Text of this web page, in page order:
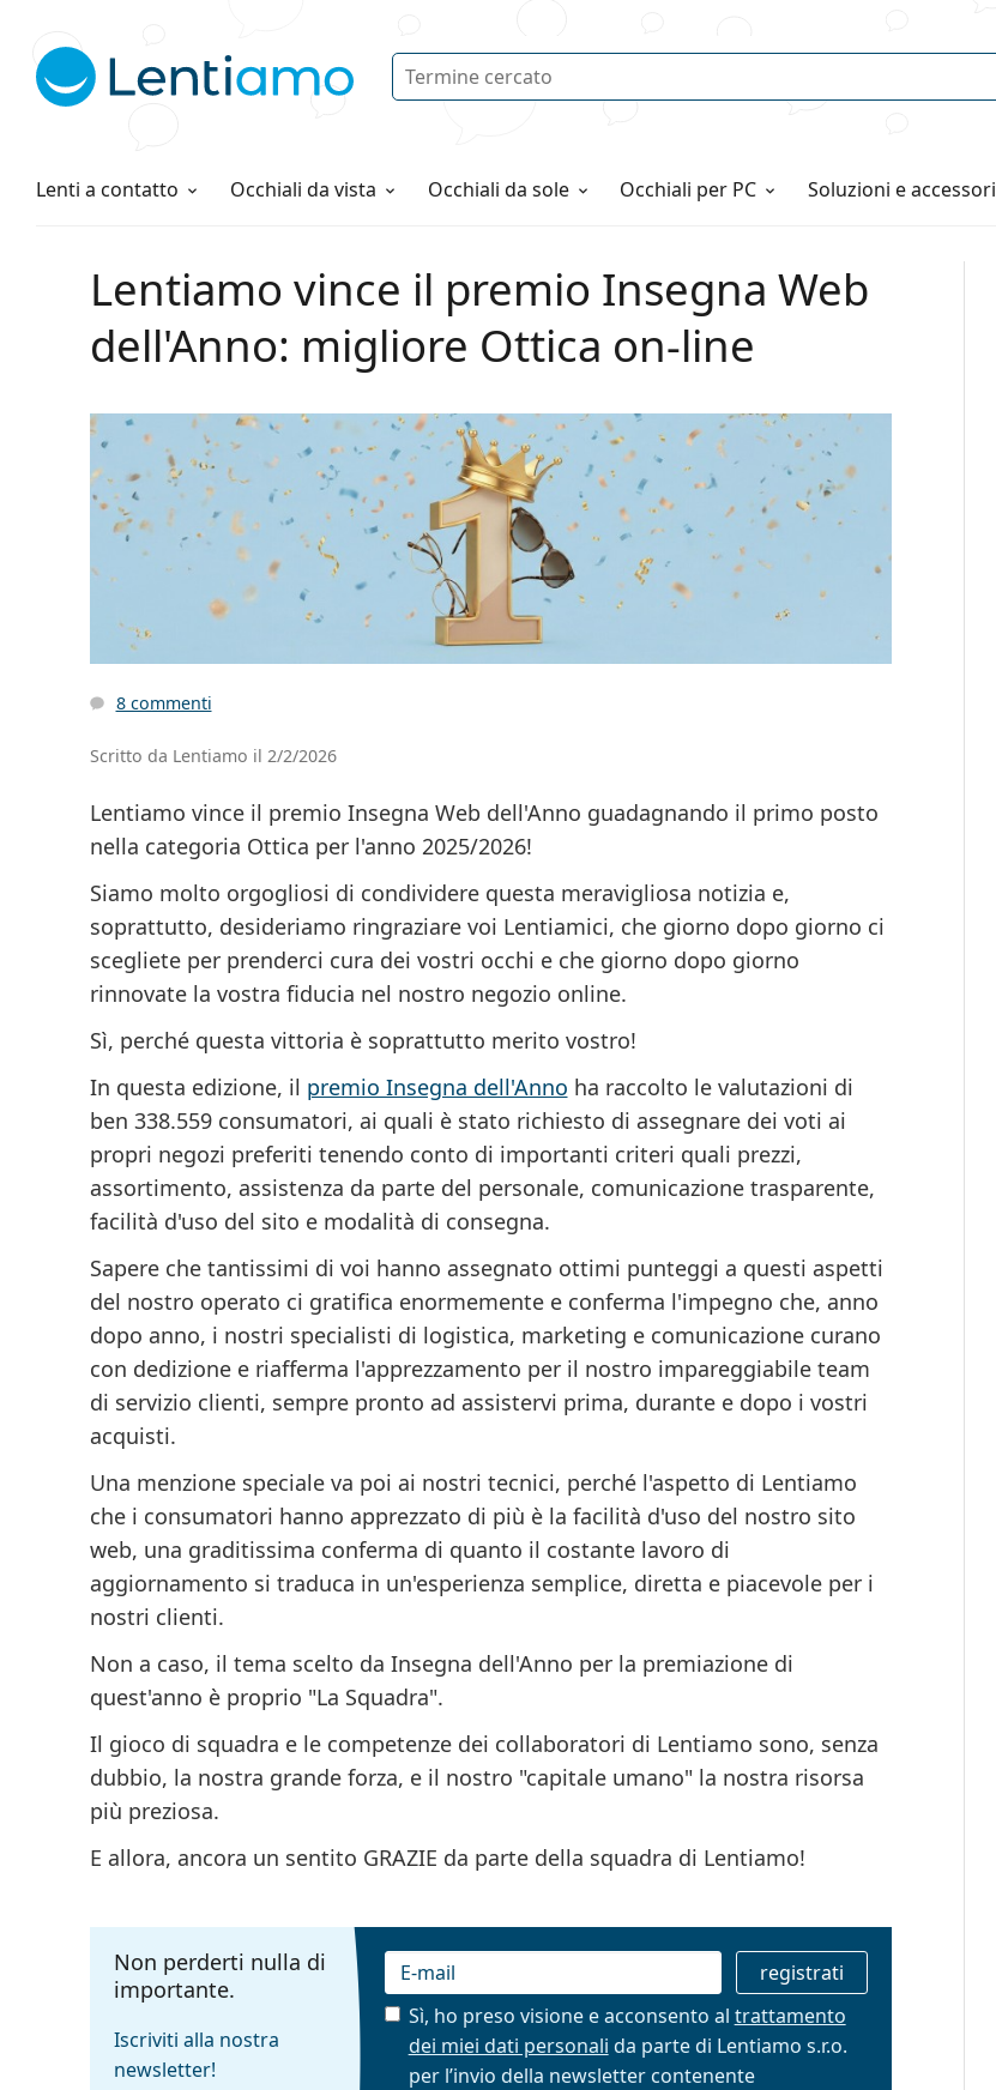
Ricerca
Lenti a contatto
Soluzioni Occhiali da vista Occhiali da sole Occhiali per PC Soluzioni e accessori
Tutto sugli acquisti
Lentiamo vince il premio Insegna Web
dell'Anno: migliore Ottica on-line
8 commenti
Scritto da Lentiamo il 2/2/2026
Lentiamo vince il premio Insegna Web dell'Anno guadagnando il primo posto
nella categoria Ottica per l'anno 2025/2026!
Siamo molto orgogliosi di condividere questa meravigliosa notizia e,
soprattutto, desideriamo ringraziare voi Lentiamici, che giorno dopo giorno ci
scegliete per prenderci cura dei vostri occhi e che giorno dopo giorno
rinnovate la vostra fiducia nel nostro negozio online.
Sì, perché questa vittoria è soprattutto merito vostro!
In questa edizione, il premio Insegna dell'Anno ha raccolto le valutazioni di
ben 338.559 consumatori, ai quali è stato richiesto di assegnare dei voti ai
propri negozi preferiti tenendo conto di importanti criteri quali prezzi,
assortimento, assistenza da parte del personale, comunicazione trasparente,
facilità d'uso del sito e modalità di consegna.
Sapere che tantissimi di voi hanno assegnato ottimi punteggi a questi aspetti
del nostro operato ci gratifica enormemente e conferma l'impegno che, anno
dopo anno, i nostri specialisti di logistica, marketing e comunicazione curano
con dedizione e riafferma l'apprezzamento per il nostro impareggiabile team
di servizio clienti, sempre pronto ad assistervi prima, durante e dopo i vostri
acquisti.
Una menzione speciale va poi ai nostri tecnici, perché l'aspetto di Lentiamo
che i consumatori hanno apprezzato di più è la facilità d'uso del nostro sito
web, una graditissima conferma di quanto il costante lavoro di
aggiornamento si traduca in un'esperienza semplice, diretta e piacevole per i
nostri clienti.
Non a caso, il tema scelto da Insegna dell'Anno per la premiazione di
quest'anno è proprio "La Squadra".
Il gioco di squadra e le competenze dei collaboratori di Lentiamo sono, senza
dubbio, la nostra grande forza, e il nostro "capitale umano" la nostra risorsa
più preziosa.
E allora, ancora un sentito GRAZIE da parte della squadra di Lentiamo!
Non perderti nulla di
importante.
Iscriviti alla nostra
newsletter!
E-mail
Sì, ho preso visione e acconsento al trattamento
dei miei dati personali da parte di Lentiamo s.r.o.
per l’invio della newsletter contenente